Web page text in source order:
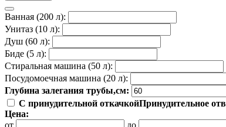
Ванная (200 л):
Унитаз (10 л):
Душ (60 л):
Биде (5 л):
Стиральная машина (50 л):
Посудомоечная машина (20 л):
Глубина залегания трубы,см:
С принудительной откачкойПринудительное
Цена:
от
до